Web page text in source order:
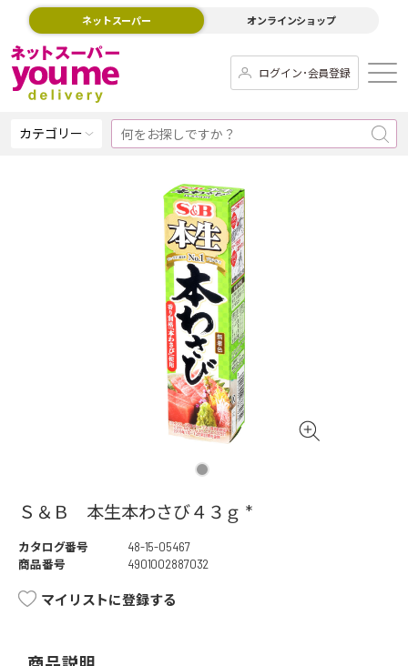
ネットスーパー オンラインショップ
ログイン･会員登録
カテゴリー
Ｓ＆Ｂ 本生本わさび４３ｇ *
カタログ番号
48-15-05467
商品番号
4901002887032
マイリストに登録する